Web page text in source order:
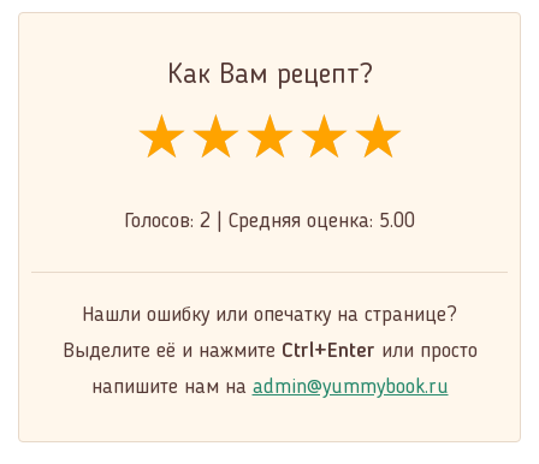
Как Вам рецепт?
★★★★★
★★★★★
★★★★★
Голосов: 2 Средняя оценка: 5.00
Нашли ошибку или опечатку на странице?
Выделите её и нажмите Ctrl+Enter или просто
напишите нам на admin@yummybook.ru